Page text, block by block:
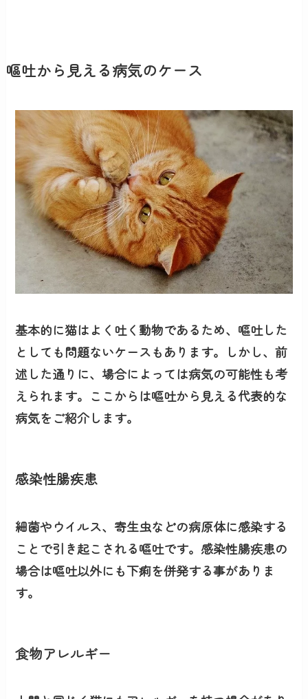
嘔吐から見える病気のケース
基本的に猫はよく吐く動物であるため、嘔吐した
としても問題ないケースもあります。しかし、前
述した通りに、場合によっては病気の可能性も考
えられます。ここからは嘔吐から見える代表的な
病気をご紹介します。
感染性腸疾患
細菌やウイルス、寄生虫などの病原体に感染する
ことで引き起こされる嘔吐です。感染性腸疾患の
場合は嘔吐以外にも下痢を併発する事がありま
す。
食物アレルギー